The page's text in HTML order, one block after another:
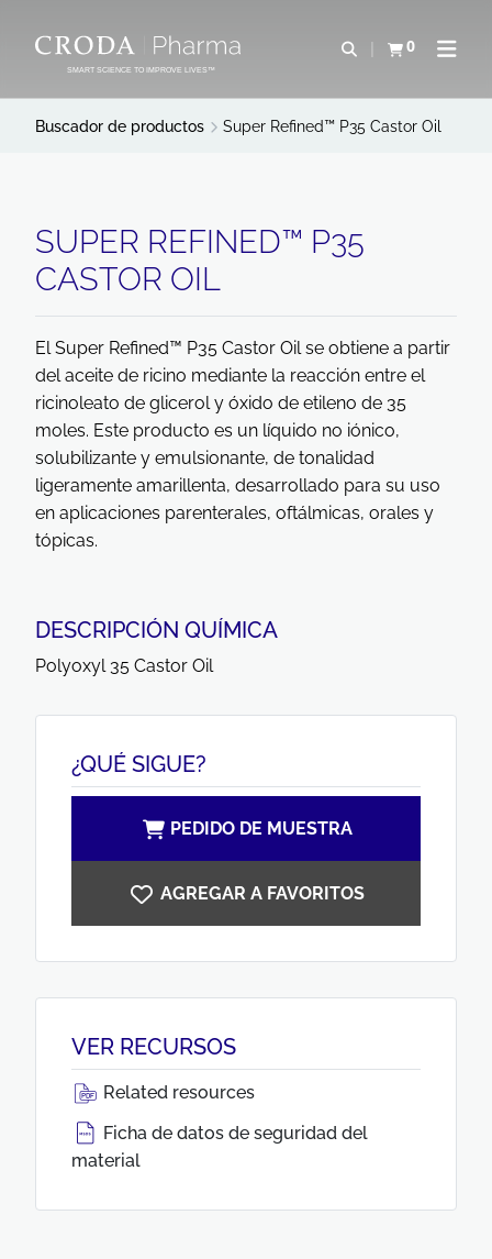
CONTENIDOSMART SCIENCE TO IMPROVE LIVES™
Abrir0
Ver carritoAbrir
Buscador de productos Super Refined™ P35 Castor Oil
SUPER REFINED™ P35
CASTOR OIL
El Super Refined™ P35 Castor Oil se obtiene a partir
del aceite de ricino mediante la reacción entre el
ricinoleato de glicerol y óxido de etileno de 35
moles. Este producto es un líquido no iónico,
solubilizante y emulsionante, de tonalidad
ligeramente amarillenta, desarrollado para su uso
en aplicaciones parenterales, oftálmicas, orales y
tópicas.
DESCRIPCIÓN QUÍMICA
Polyoxyl 35 Castor Oil
¿QUÉ SIGUE?
PEDIDO DE MUESTRA
AGREGAR A FAVORITOS
VER RECURSOS
Related resources
Ficha de datos de seguridad del
material